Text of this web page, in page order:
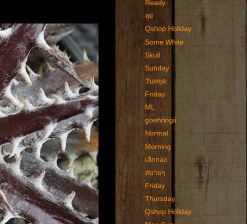
Ready
ลุย
Qshop Holiday
Some White
Skull
Sunday
วันหยุด
Friday
ML
goehringii
Normal
Morning
เลิกกอง
สบายๆ
Friday
Thursday
Qshop Holiday